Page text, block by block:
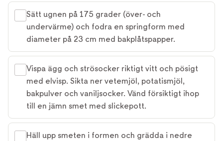
Sätt ugnen på 175 grader (över- och
undervärme) och fodra en springform med
diameter på 23 cm med bakplåtspapper.
Vispa ägg och strösocker riktigt vitt och pösigt
med elvisp. Sikta ner vetemjöl, potatismjöl,
bakpulver och vaniljsocker. Vänd försiktigt ihop
till en jämn smet med slickepott.
Häll upp smeten i formen och grädda i nedre